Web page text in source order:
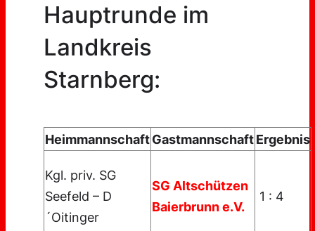
Hauptrunde im
Landkreis
Starnberg:
HeimmannschaftGastmannschaftErgebnis
Kgl. priv. SG
Seefeld – D
´Oitinger
SG Altschützen
Baierbrunn e.V.
1 : 4